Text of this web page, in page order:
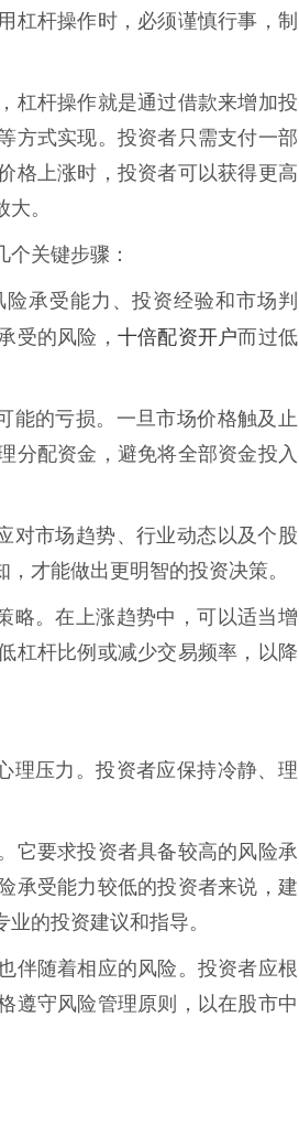
杠杆操作时，必须谨慎行事，制
杠杆操作就是通过借款来增加投
方式实现。投资者只需支付一部
格上涨时，投资者可以获得更高
。
关键步骤：
承受能力、投资经验和市场判
受的风险， 十倍配资开户而过低
能的亏损。一旦市场价格触及止
分配资金，避免将全部资金投入
对市场趋势、行业动态以及个股
才能做出更明智的投资决策。
略。在上涨趋势中，可以适当增
杠杆比例或减少交易频率，以降
理压力。投资者应保持冷静、理
它要求投资者具备较高的风险承
承受能力较低的投资者来说，建
的投资建议和指导。
伴随着相应的风险。投资者应根
遵守风险管理原则，以在股市中